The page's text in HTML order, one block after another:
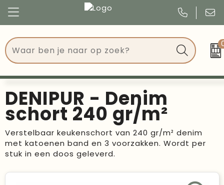
Tassen
Drinkwaren
Events
Give Aways
Geschenken
Congres
Events
Kerst
Verjaardagen
Voetbal, EK en WK
DENIPUR - Denim
schort 240 gr/m²
Verstelbaar keukenschort van 240 gr/m² denim
met katoenen band en 3 voorzakken. Wordt per
stuk in een doos geleverd.